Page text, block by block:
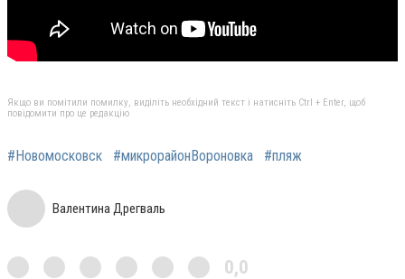
Якщо ви помітили помилку, виділіть необхідний текст і натисніть Ctrl + Enter, щоб
повідомити про це редакцію
#Новомосковск #микрорайонВороновка #пляж
Валентина Дрегваль
0,0